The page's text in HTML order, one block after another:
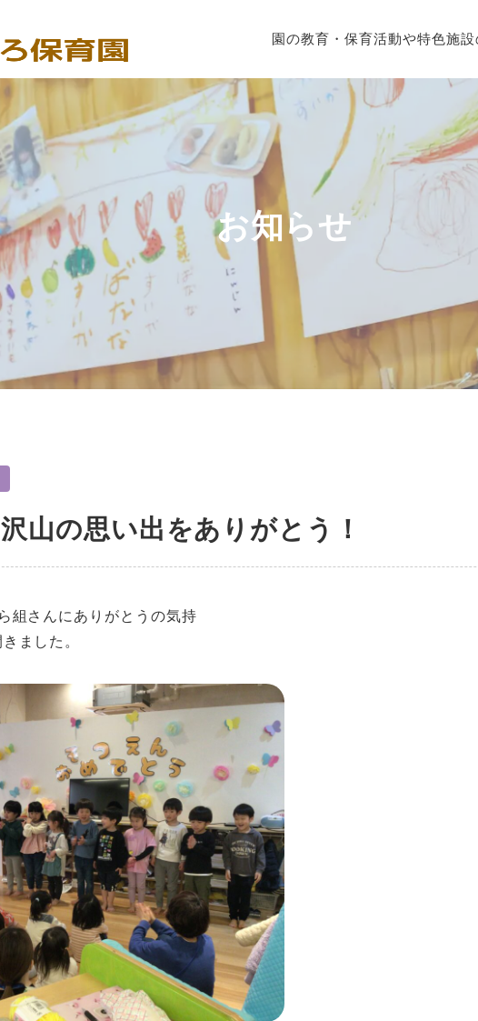
園の教育・保育活動や特色施設
お知らせ
山の思い出をありがとう！
組さんにありがとうの気持
ました。